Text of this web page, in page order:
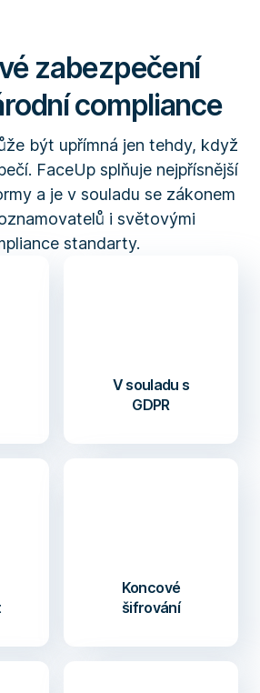
zabezpečení
compliance
být upřímná jen tehdy, když
FaceUp splňuje nejpřísnější
a je v souladu se zákonem
i světovými
standarty.
V souladu s
GDPR
Koncové
šifrování